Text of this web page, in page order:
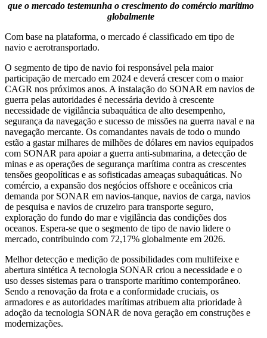
que o mercado testemunha o crescimento do comércio marítimo
globalmente
Com base na plataforma, o mercado é classificado em tipo de
navio e aerotransportado.
O segmento de tipo de navio foi responsável pela maior
participação de mercado em 2024 e deverá crescer com o maior
CAGR nos próximos anos. A instalação do SONAR em navios de
guerra pelas autoridades é necessária devido à crescente
necessidade de vigilância subaquática de alto desempenho,
segurança da navegação e sucesso de missões na guerra naval e na
navegação mercante. Os comandantes navais de todo o mundo
estão a gastar milhares de milhões de dólares em navios equipados
com SONAR para apoiar a guerra anti-submarina, a detecção de
minas e as operações de segurança marítima contra as crescentes
tensões geopolíticas e as sofisticadas ameaças subaquáticas. No
comércio, a expansão dos negócios offshore e oceânicos cria
demanda por SONAR em navios-tanque, navios de carga, navios
de pesquisa e navios de cruzeiro para transporte seguro,
exploração do fundo do mar e vigilância das condições dos
oceanos. Espera-se que o segmento de tipo de navio lidere o
mercado, contribuindo com 72,17% globalmente em 2026.
Melhor detecção e medição de possibilidades com multifeixe e
abertura sintética A tecnologia SONAR criou a necessidade e o
uso desses sistemas para o transporte marítimo contemporâneo.
Sendo a renovação da frota e a conformidade cruciais, os
armadores e as autoridades marítimas atribuem alta prioridade à
adoção da tecnologia SONAR de nova geração em construções e
modernizações.